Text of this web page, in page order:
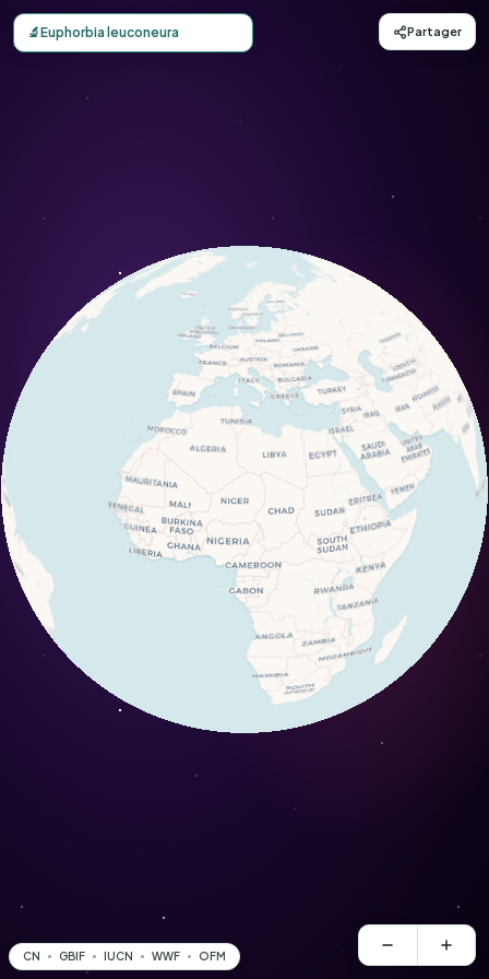
Carte d'observation du Euphorbia leuconeura (Euphorbia
🔬Euphorbia leuconeura Partager
CN GBIF IUCN WWF OFM